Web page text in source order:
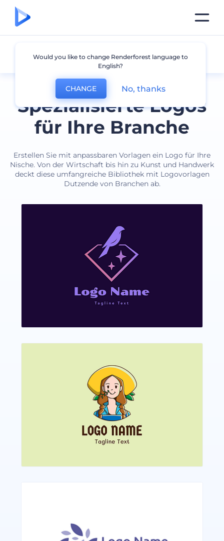
Spezialisierte Logos
für Ihre Branche
Erstellen Sie mit anpassbaren Vorlagen ein Logo für Ihre
Nische. Von der Wirtschaft bis hin zu Kunst und Handwerk
deckt diese umfangreiche Bibliothek mit Logovorlagen
Dutzende von Branchen ab.
Branche
Would you like to change Renderforest language to
English?
CHANGE No, thanks